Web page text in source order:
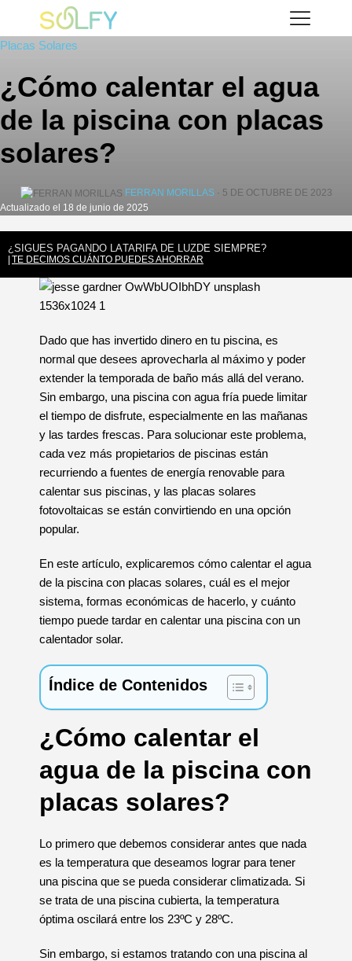
contenido
Solfy
Placas Solares
¿Cómo calentar el agua
de la piscina con placas
solares?
FERRAN MORILLAS· 5 DE OCTUBRE DE 2023
Actualizado el 18 de junio de 2025
¿SIGUES PAGANDO LATARIFA DE LUZDE SIEMPRE?
TE DECIMOS CUÁNTO PUEDES AHORRAR
Dado que has invertido dinero en tu piscina, es
normal que desees aprovecharla al máximo y poder
extender la temporada de baño más allá del verano.
Sin embargo, una piscina con agua fría puede limitar
el tiempo de disfrute, especialmente en las mañanas
y las tardes frescas. Para solucionar este problema,
cada vez más propietarios de piscinas están
recurriendo a fuentes de energía renovable para
calentar sus piscinas, y las placas solares
fotovoltaicas se están convirtiendo en una opción
popular.
En este artículo, explicaremos cómo calentar el agua
de la piscina con placas solares, cuál es el mejor
sistema, formas económicas de hacerlo, y cuánto
tiempo puede tardar en calentar una piscina con un
calentador solar.
Índice de Contenidos
¿Cómo calentar el
agua de la piscina con
placas solares?
Lo primero que debemos considerar antes que nada
es la temperatura que deseamos lograr para tener
una piscina que se pueda considerar climatizada. Si
se trata de una piscina cubierta, la temperatura
óptima oscilará entre los 23ºC y 28ºC.
Sin embargo, si estamos tratando con una piscina al